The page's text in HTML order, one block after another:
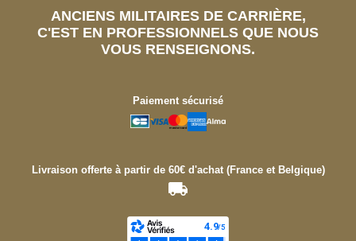
ANCIENS MILITAIRES DE CARRIÈRE,
C'EST EN PROFESSIONNELS QUE NOUS
VOUS RENSEIGNONS.
Paiement sécurisé
Livraison offerte à partir de 60€ d'achat (France et Belgique)